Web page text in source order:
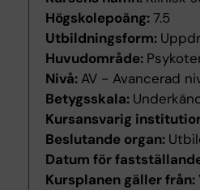
Högskolepoäng:7.5
Utbildningsform:
Huvudområde:
Nivå: AV - Avancerad
Betygsskala:
Kursansvarig
Beslutande organ:
Datum för
Kursplanen gäller från: